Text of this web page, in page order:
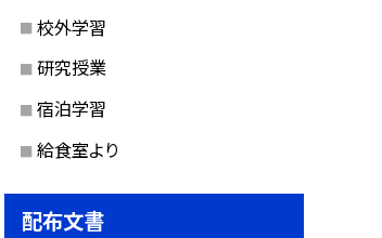
校外学習
研究授業
宿泊学習
給食室より
配布文書